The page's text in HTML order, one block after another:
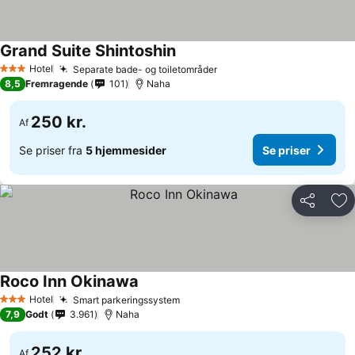
3 StjernerHotel Separate bade- og toiletområderSe priser
Grand Suite ShintoshinSe priser
8,5 Fremragende 101 Naha
Af 250 kr.
Se priser fra 5 hjemmesider Se priser
Del
3 StjernerHotel Smart parkeringssystemSe priser
Roco Inn Okinawa
7,9 Godt 3.961 Naha
Af